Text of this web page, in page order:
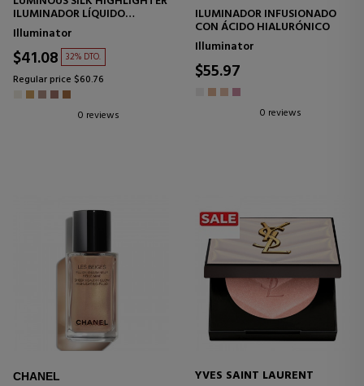
ILUMINADOR LÍQUIDO
ACUOSO
Illuminator
$41.08 32% DTO.
Regular price $60.76
0 reviews
ILUMINADOR INFUSIONADO
CON ÁCIDO HIALURÓNICO
Illuminator
$55.97
0 reviews
CHANEL
YVES SAINT LAURENT